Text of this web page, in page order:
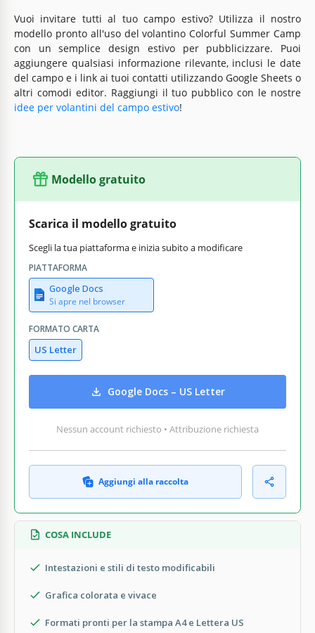
Vuoi invitare tutti al tuo campo estivo? Utilizza il nostro
modello pronto all'uso del volantino Colorful Summer Camp
con un semplice design estivo per pubblicizzare. Puoi
aggiungere qualsiasi informazione rilevante, inclusi le date
del campo e i link ai tuoi contatti utilizzando Google Sheets o
altri comodi editor. Raggiungi il tuo pubblico con le nostre
idee per volantini del campo estivo!
Modello gratuito
Scarica il modello gratuito
Scegli la tua piattaforma e inizia subito a modificare
PIATTAFORMA
Google Docs
Si apre nel browser
FORMATO CARTA
US Letter
Google Docs – US Letter
Nessun account richiesto • Attribuzione richiesta
Aggiungi alla raccolta
COSA INCLUDE
Intestazioni e stili di testo modificabili
Grafica colorata e vivace
Formati pronti per la stampa A4 e Lettera US